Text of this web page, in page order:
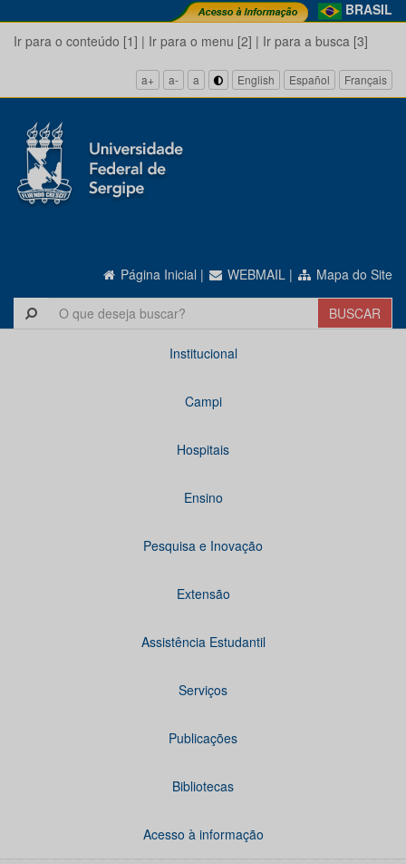
BRASIL
Ir para o conteúdo [1] | Ir para o menu [2] | Ir para a busca [3]
a+ a- a English Español Français
Página Inicial | WEBMAIL | Mapa do Site
Institucional
Campi
Hospitais
Ensino
Pesquisa e Inovação
Extensão
Assistência Estudantil
Serviços
Publicações
Bibliotecas
Acesso à informação